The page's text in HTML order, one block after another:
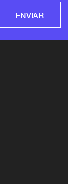
ENVIAR